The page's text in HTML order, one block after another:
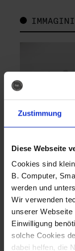
Zustimmung
Diese Webseite
Cookies sind
B. Computer,
werden und
Wir verwenden
unserer
Einwilligung
solche Cookies
dabei helfen, die
IMMAGINI
Fotografo:
Sternbach
Download